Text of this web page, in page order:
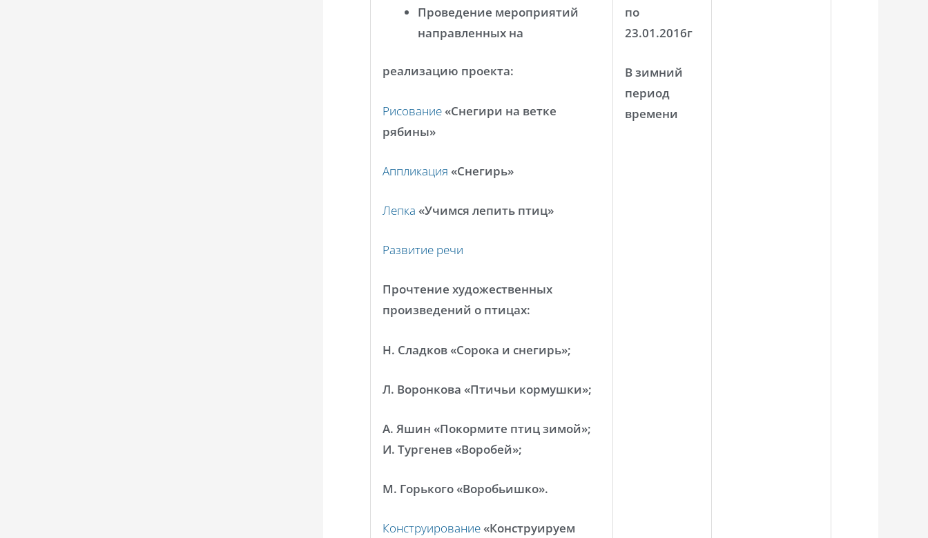
Проведение мероприятий
направленных на
реализацию проекта:
Рисование«Снегири на ветке
рябины»
Аппликация «Снегирь»
Лепка «Учимся лепить птиц»
Развитие речи
Прочтение художественных
произведений о птицах:
Н. Сладков «Сорока и снегирь»;
Л. Воронкова «Птичьи кормушки»;
А. Яшин «Покормите птиц зимой»;
И. Тургенев «Воробей»;
М. Горького «Воробьишко».
Конструирование«Конструируем
по
23.01.2016г
В зимний
период
времени